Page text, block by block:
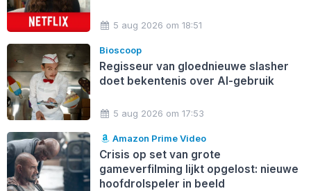
5 aug 2026 om 18:51
Bioscoop
Regisseur van gloednieuwe slasher
doet bekentenis over AI-gebruik
5 aug 2026 om 17:53
Amazon Prime Video
Crisis op set van grote
gameverfilming lijkt opgelost: nieuwe
hoofdrolspeler in beeld